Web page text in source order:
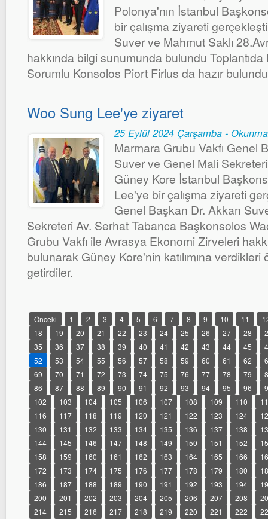
Polonya'nın İstanbul
bir çalışma ziyareti
Suver ve Mahmut Saklı
hakkında bilgi sunumunda bulundu
Sorumlu Konsolos Piort Firlus da hazır
Woo Sung Lee'ye ziyaret
25 Eylül 2024 Çarşamba -
Marmara Grubu Vakfı Genel
Suver ve Genel Mali
Güney Kore İstanbul
Lee'ye bir çalışma ziyareti
Genel Başkan Dr. Akkan
Sekreteri Av. Serhat Tabanca Başkonsolos
Grubu Vakfı ile Avrasya Ekonomi Zirveleri
bulunarak Güney Kore'nin katılımına
getirdiler.
Önceki 1 2 3 4 5 6 7 8 9 10 11
18
19 20 21 22 23 24 25 26 27 28
35
36 37 38 39 40 41 42 43 44 45
52
53 54 55 56 57 58 59 60 61 62
69
70 71 72 73 74 75 76 77 78 79
86
87 88 89 90 91 92 93 94 95 96
102
103 104 105 106 107 108 109 110
116
117 118 119 120 121 122 123 124
130
131 132 133 134 135 136 137 138
144
145 146 147 148 149 150 151 152
158
159 160 161 162 163 164 165 166
172
173 174 175 176 177 178 179 180
186
187 188 189 190 191 192 193 194
200
201 202 203 204 205 206 207 208
214
215 216 217 218 219 220 221 222